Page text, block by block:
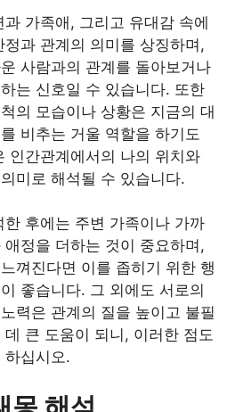
가족애, 그리고 유대감 속에
과 관계의 의미를 상징하며,
사람과의 관계를 돌아보거나
는 신호일 수 있습니다. 또한
의 모습이나 상황은 지금의 대
비추는 거울 역할을 하기도
인간관계에서의 나의 위치와
미로 해석될 수 있습니다.
후에는 주변 가족이나 가까
정을 더하는 것이 중요하며,
껴진다면 이를 좁히기 위한 행
좋습니다. 그 외에도 서로의
력은 관계의 질을 높이고 불필
큰 도움이 되니, 이러한 점도
하십시오.